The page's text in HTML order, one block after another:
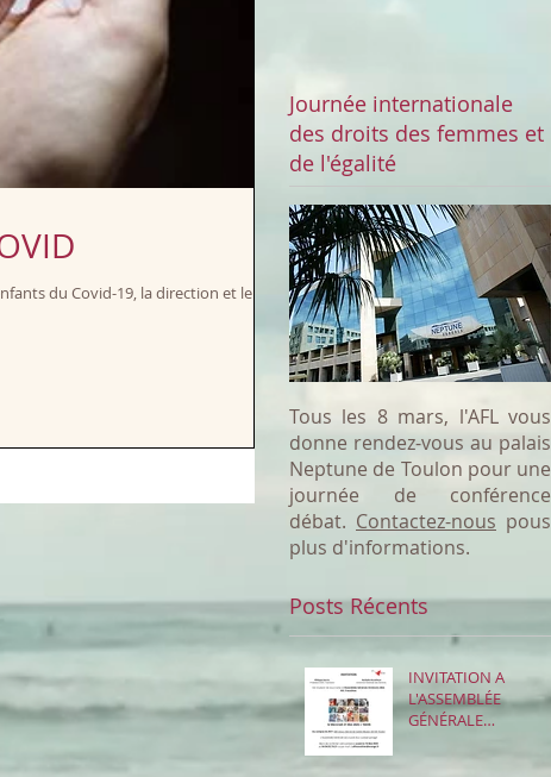
du Covid-19, la direction et le
Journée internationale
des droits des femmes et
de l'égalité
Tous les 8 mars, l'AFL vous
donne rendez-vous au palais
Neptune de Toulon pour une
journée de conférence
débat. Contactez-nous pous
plus d'informations.
Posts Récents
INVITATION A
L'ASSEMBLÉE
GÉNÉRALE